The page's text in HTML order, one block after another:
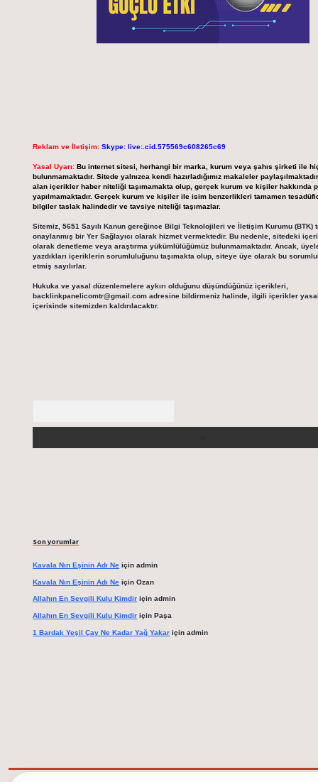
Reklam ve İletişim: Skype: live:.cid.575569c608265c69
Yasal Uyarı: Bu internet sitesi, herhangi bir marka, kurum veya şahıs şirketi ile
bulunmamaktadır. Sitede yalnızca kendi hazırladığımız makaleler
alan içerikler haber niteliği taşımamakta olup, gerçek kurum ve kişiler hakkında
yapılmamaktadır. Gerçek kurum ve kişiler ile isim benzerlikleri tamamen
bilgiler taslak halindedir ve tavsiye niteliği taşımazlar.
Sitemiz, 5651 Sayılı Kanun gereğince Bilgi Teknolojileri ve İletişim Kurumu (BTK)
onaylanmış bir Yer Sağlayıcı olarak hizmet vermektedir. Bu nedenle, sitedeki
olarak denetleme veya araştırma yükümlülüğümüz bulunmamaktadır. Ancak,
yazdıkları içeriklerin sorumluluğunu taşımakta olup, siteye üye olarak bu
etmiş sayılırlar.
Hukuka ve yasal düzenlemelere aykırı olduğunu düşündüğünüz içerikleri,
backlinkpanelicomtr@gmail.com adresine bildirmeniz halinde, ilgili içerikler
içerisinde sitemizden kaldırılacaktır.
Son yorumlar
Kavala Nın Eşinin Adı Ne içinadmin
Kavala Nın Eşinin Adı Ne içinOzan
Allahın En Sevgili Kulu Kimdir içinadmin
Allahın En Sevgili Kulu Kimdir içinPaşa
1 Bardak Yeşil Çay Ne Kadar Yağ Yakar içinadmin